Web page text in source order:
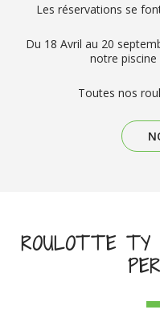
Les réservations se
Du 18 Avril au 20
notre
Toutes nos
ROULOTTE TY